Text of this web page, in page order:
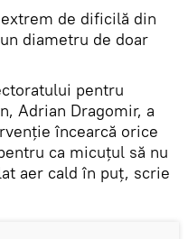
de dificilă din
diametru de doar
pentru
Adrian Dragomir, a
încearcă orice
ca micuţul să nu
aer cald în puţ, scrie